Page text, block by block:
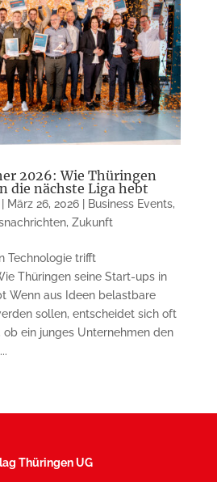
2026: Wie Thüringen
die nächste Liga hebt
März 26, 2026| Business Events,
, Zukunft
Technologie trifft
Thüringen seine Start-ups in
Wenn aus Ideen belastbare
sollen, entscheidet sich oft
ob ein junges Unternehmen den
Thüringen UG